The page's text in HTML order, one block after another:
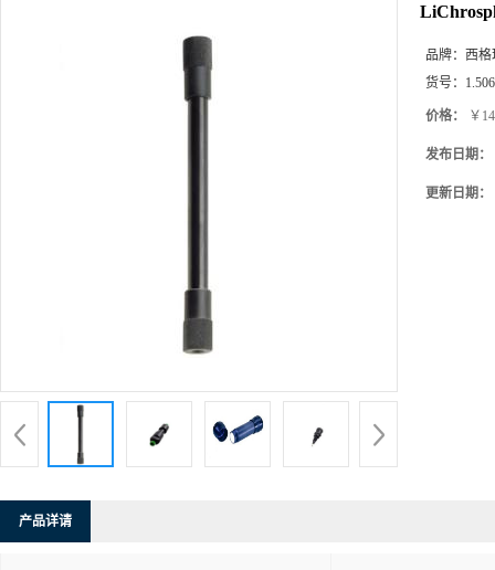
品牌： 西格
货号：
价格： ￥
发布日期：
更新日期：
产品详请